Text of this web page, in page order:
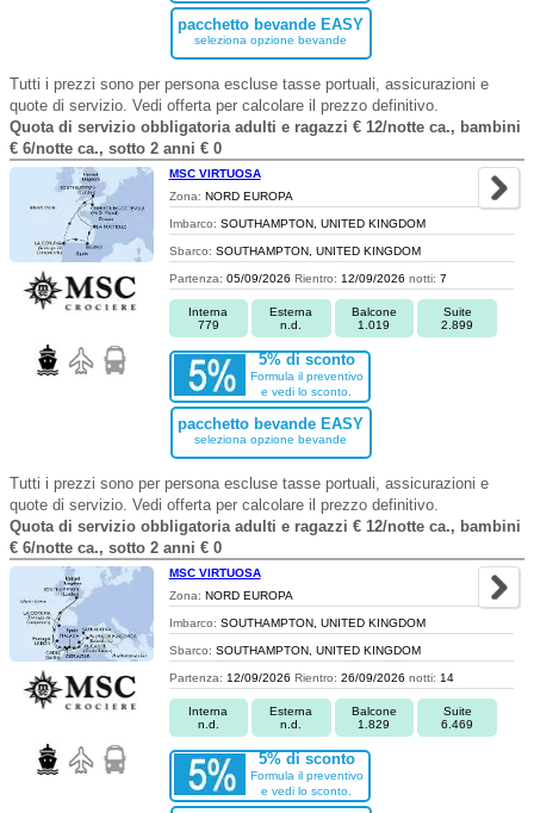
pacchetto bevande EASY
seleziona opzione bevande
Tutti i prezzi sono per persona escluse tasse portuali, assicurazioni e
quote di servizio. Vedi offerta per calcolare il prezzo definitivo.
Quota di servizio obbligatoria adulti e ragazzi € 12/notte ca., bambini
€ 6/notte ca., sotto 2 anni € 0
MSC VIRTUOSA
Zona: NORD EUROPA
Imbarco: SOUTHAMPTON, UNITED KINGDOM
Sbarco: SOUTHAMPTON, UNITED KINGDOM
Partenza: 05/09/2026 Rientro: 12/09/2026 notti: 7
Interna
779
Esterna
n.d.
Balcone
1.019
Suite
2.899
5% di sconto
Formula il preventivo
e vedi lo sconto.
pacchetto bevande EASY
seleziona opzione bevande
Tutti i prezzi sono per persona escluse tasse portuali, assicurazioni e
quote di servizio. Vedi offerta per calcolare il prezzo definitivo.
Quota di servizio obbligatoria adulti e ragazzi € 12/notte ca., bambini
€ 6/notte ca., sotto 2 anni € 0
MSC VIRTUOSA
Zona: NORD EUROPA
Imbarco: SOUTHAMPTON, UNITED KINGDOM
Sbarco: SOUTHAMPTON, UNITED KINGDOM
Partenza: 12/09/2026 Rientro: 26/09/2026 notti: 14
Interna
n.d.
Esterna
n.d.
Balcone
1.829
Suite
6.469
5% di sconto
Formula il preventivo
e vedi lo sconto.